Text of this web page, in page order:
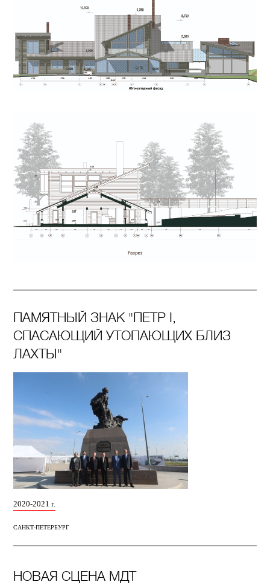
ПАМЯТНЫЙ ЗНАК "ПЕТР I,
СПАСАЮЩИЙ УТОПАЮЩИХ БЛИЗ
ЛАХТЫ"
2020-2021 г.
САНКТ-ПЕТЕРБУРГ
НОВАЯ СЦЕНА МДТ